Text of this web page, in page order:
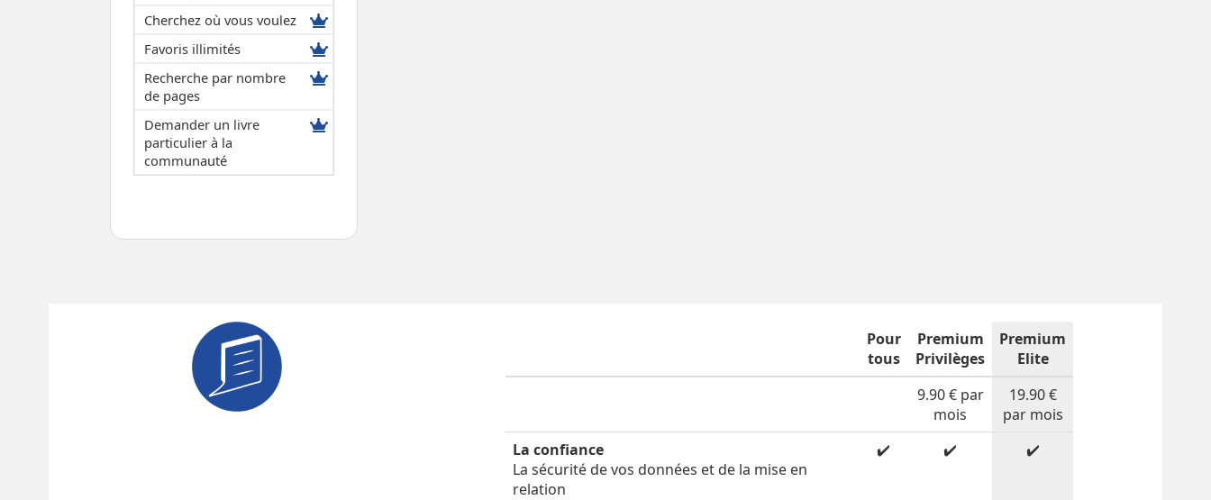
Cherchez où vous voulez
Favoris illimités
Recherche par nombre
de pages
Demander un livre
particulier à la
communauté
Pour
tous
Premium
Privilèges
Premium
Elite
9.90 € par
mois
19.90 €
par mois
La confiance
La sécurité de vos données et de la mise en
relation
✔️ ✔️ ✔️